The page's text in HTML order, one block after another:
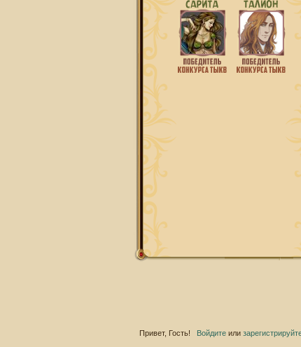
Привет, Гость! Войдитеили